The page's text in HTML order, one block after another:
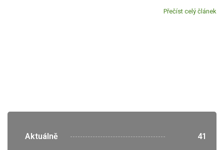
Přečíst celý článek
Aktuálně 41